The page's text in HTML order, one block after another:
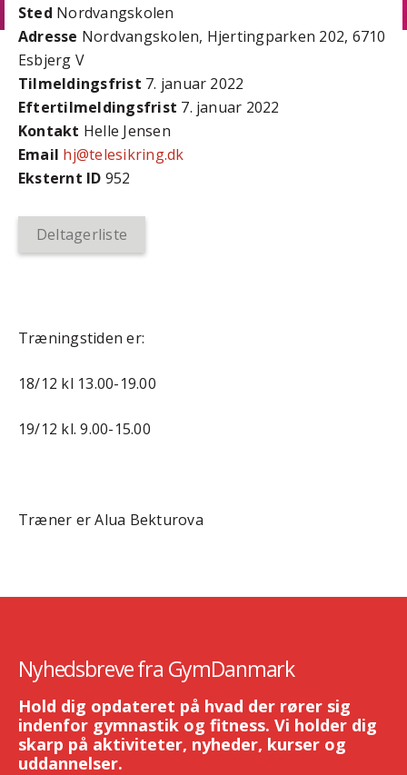
Sted Nordvangskolen
Adresse Nordvangskolen, Hjertingparken 202, 6710
Esbjerg V
Tilmeldingsfrist 7. januar 2022
Efter­tilmeldings­frist 7. januar 2022
Kontakt Helle Jensen
Email hj@telesikring.dk
Eksternt ID 952
Deltagerliste
Træningstiden er:
18/12 kl 13.00-19.00
19/12 kl. 9.00-15.00
Træner er Alua Bekturova
Nyhedsbreve fra GymDanmark
Hold dig opdateret på hvad der rører sig
indenfor gymnastik og fitness. Vi holder dig
skarp på aktiviteter, nyheder, kurser og
uddannelser.